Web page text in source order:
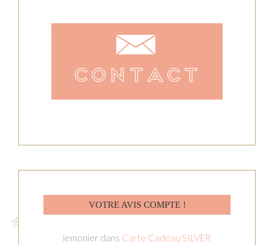
VOTRE AVIS COMPTE !
lemonier dans Carte Cadeau SILVER